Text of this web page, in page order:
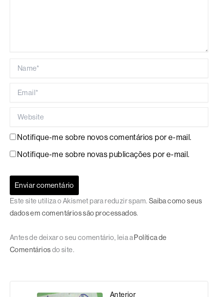
Notifique-me sobre novos comentários por e-mail.
Notifique-me sobre novas publicações por e-mail.
Este site utiliza o Akismet para reduzir spam. Saiba como seus
dados em comentários são processados.
Antes de deixar o seu comentário, leia aPolítica de
Comentáriosdo site.
Anterior